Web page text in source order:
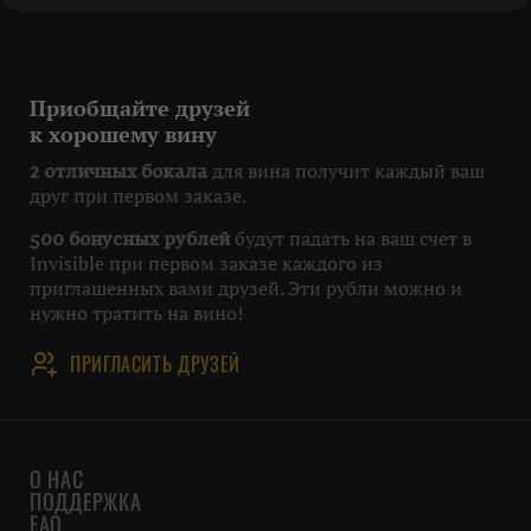
Приобщайте друзей
к хорошему вину
2 отличных бокала для вина получит каждый ваш
друг при первом заказе.
500 бонусных рублей будут падать на ваш счет в
Invisible при первом заказе каждого из
приглашенных вами друзей. Эти рубли можно и
нужно тратить на вино!
ПРИГЛАСИТЬ ДРУЗЕЙ
О НАС
ПОДДЕРЖКА
FAQ